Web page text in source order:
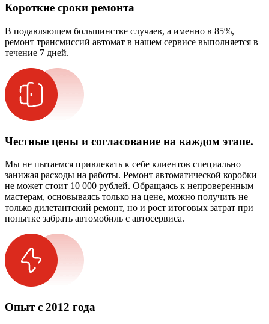
Короткие сроки ремонта
В подавляющем большинстве случаев, а именно в 85%,
ремонт трансмиссий автомат в нашем сервисе выполняется в
течение 7 дней.
Честные цены и согласование на каждом этапе.
Мы не пытаемся привлекать к себе клиентов специально
занижая расходы на работы. Ремонт автоматической коробки
не может стоит 10 000 рублей. Обращаясь к непроверенным
мастерам, основываясь только на цене, можно получить не
только дилетантский ремонт, но и рост итоговых затрат при
попытке забрать автомобиль с автосервиса.
Опыт с 2012 года